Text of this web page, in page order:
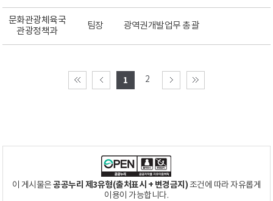
문화관광체육국
관광정책과
팀장 광역권개발업무 총괄
1 2
이 게시물은공공누리 제3유형(출처표시 + 변경금지)조건에 따라 자유롭게
이용이 가능합니다.